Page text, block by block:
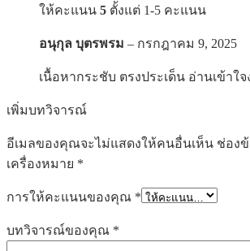
ให้คะแนน 5 ตั้งแต่ 1-5 คะแนน
อนุกุล บุตรพรม – กรกฎาคม 9, 2025
เนื้อหากระชับ ตรงประเด็น อ่านเข้าใจ
เพิ่มบทวิจารณ์
อีเมลของคุณจะไม่แสดงให้คนอื่นเห็น ช่อง
เครื่องหมาย *
การให้คะแนนของคุณ *
บทวิจารณ์ของคุณ *